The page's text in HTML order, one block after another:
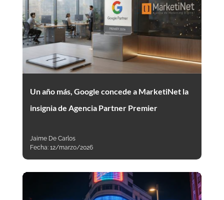
Un año más, Google concede a MarketiNet la
insignia de Agencia Partner Premier
Jaime De Carlos
Fecha: 12/marzo/2026